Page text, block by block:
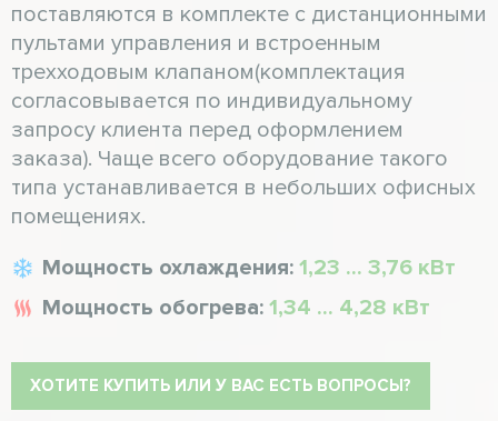
поставляются в комплекте с дистанционными
пультами управления и встроенным
трехходовым клапаном(комплектация
согласовывается по индивидуальному
запросу клиента перед оформлением
заказа). Чаще всего оборудование такого
типа устанавливается в небольших офисных
помещениях.
Мощность охлаждения: 1,23 ... 3,76 кВт
Мощность обогрева: 1,34 ... 4,28 кВт
ХОТИТЕ КУПИТЬ ИЛИ У ВАС ЕСТЬ ВОПРОСЫ?